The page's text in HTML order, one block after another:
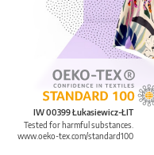
IW 00399 Łukasiewicz-ŁIT
Tested for harmful substances.
www.oeko-tex.com/standard100